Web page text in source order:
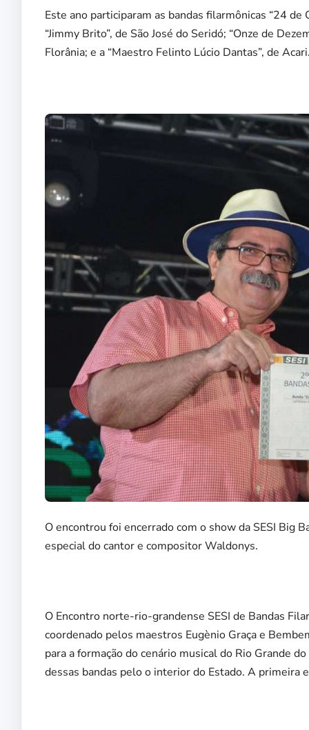
Este ano participaram as bandas filarmônicas “24 de
“Jimmy Brito”, de São José do Seridó; “Onze de
Florânia; e a “Maestro Felinto Lúcio Dantas”, de
O encontrou foi encerrado com o show da SESI Big
especial do cantor e compositor Waldonys.
O Encontro norte-rio-grandense SESI de Bandas
coordenado pelos maestros Eugènio Graça e
para a formação do cenário musical do Rio Grande
dessas bandas pelo o interior do Estado. A primeira